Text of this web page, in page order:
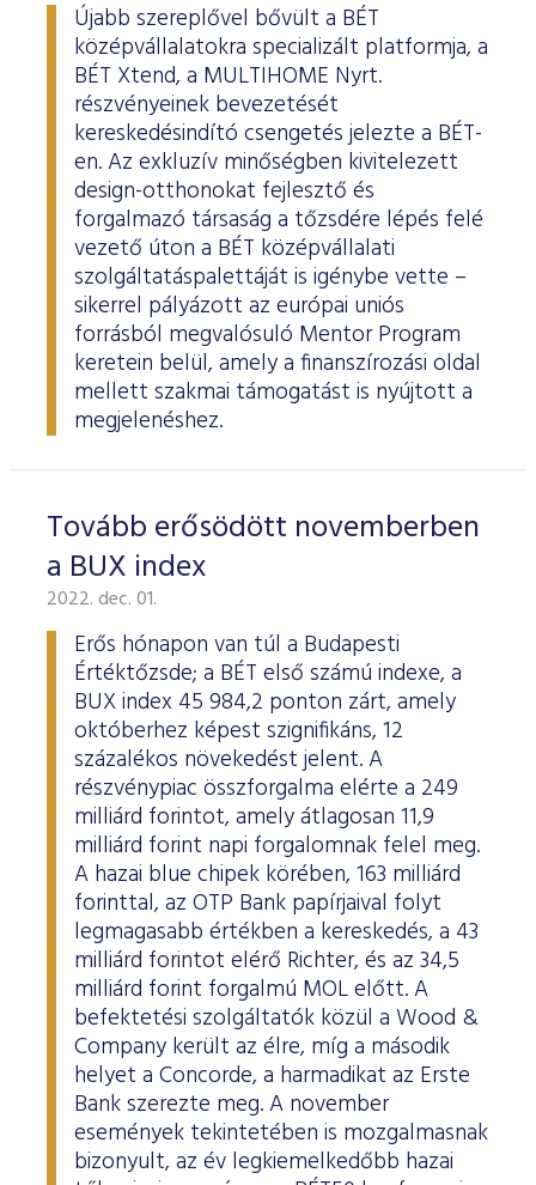
Újabb szereplővel bővült a BÉT
középvállalatokra specializált platformja, a
BÉT Xtend, a MULTIHOME Nyrt.
részvényeinek bevezetését
kereskedésindító csengetés jelezte a BÉT-
en. Az exkluzív minőségben kivitelezett
design-otthonokat fejlesztő és
forgalmazó társaság a tőzsdére lépés felé
vezető úton a BÉT középvállalati
szolgáltatáspalettáját is igénybe vette –
sikerrel pályázott az európai uniós
forrásból megvalósuló Mentor Program
keretein belül, amely a finanszírozási oldal
mellett szakmai támogatást is nyújtott a
megjelenéshez.
Tovább erősödött novemberben
a BUX index
2022. dec. 01.
Erős hónapon van túl a Budapesti
Értéktőzsde; a BÉT első számú indexe, a
BUX index 45 984,2 ponton zárt, amely
októberhez képest szignifikáns, 12
százalékos növekedést jelent. A
részvénypiac összforgalma elérte a 249
milliárd forintot, amely átlagosan 11,9
milliárd forint napi forgalomnak felel meg.
A hazai blue chipek körében, 163 milliárd
forinttal, az OTP Bank papírjaival folyt
legmagasabb értékben a kereskedés, a 43
milliárd forintot elérő Richter, és az 34,5
milliárd forint forgalmú MOL előtt. A
befektetési szolgáltatók közül a Wood &
Company került az élre, míg a második
helyet a Concorde, a harmadikat az Erste
Bank szerezte meg. A november
események tekintetében is mozgalmasnak
bizonyult, az év legkiemelkedőbb hazai